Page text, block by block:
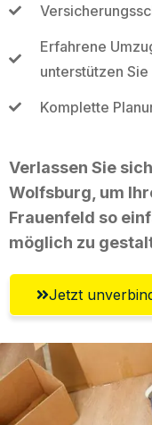
Erfahrene
unterstützen Sie
Komplette
Verlassen Sie
Wolfsburg, um
Frauenfeld so
möglich zu
Jetzt